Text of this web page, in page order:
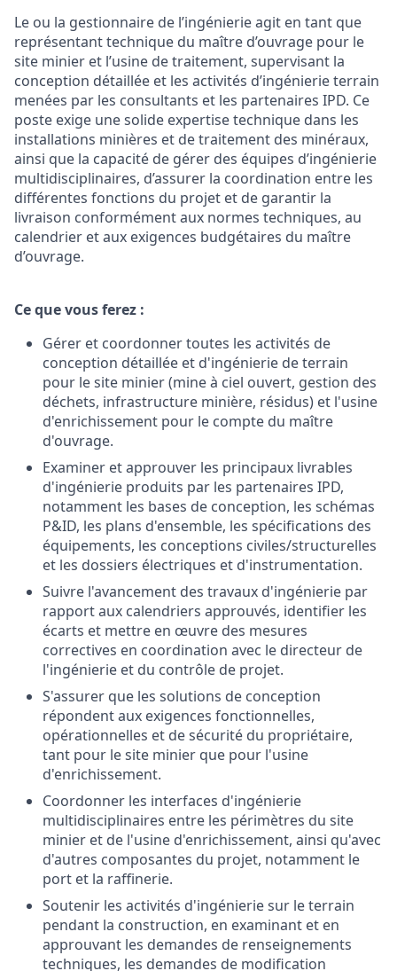
Le ou la gestionnaire de l’ingénierie agit en tant que
représentant technique du maître d’ouvrage pour le
site minier et l’usine de traitement, supervisant la
conception détaillée et les activités d’ingénierie terrain
menées par les consultants et les partenaires IPD. Ce
poste exige une solide expertise technique dans les
installations minières et de traitement des minéraux,
ainsi que la capacité de gérer des équipes d’ingénierie
multidisciplinaires, d’assurer la coordination entre les
différentes fonctions du projet et de garantir la
livraison conformément aux normes techniques, au
calendrier et aux exigences budgétaires du maître
d’ouvrage.
Ce que vous ferez :
Gérer et coordonner toutes les activités de
conception détaillée et d'ingénierie de terrain
pour le site minier (mine à ciel ouvert, gestion des
déchets, infrastructure minière, résidus) et l'usine
d'enrichissement pour le compte du maître
d'ouvrage.
Examiner et approuver les principaux livrables
d'ingénierie produits par les partenaires IPD,
notamment les bases de conception, les schémas
P&ID, les plans d'ensemble, les spécifications des
équipements, les conceptions civiles/structurelles
et les dossiers électriques et d'instrumentation.
Suivre l'avancement des travaux d'ingénierie par
rapport aux calendriers approuvés, identifier les
écarts et mettre en œuvre des mesures
correctives en coordination avec le directeur de
l'ingénierie et du contrôle de projet.
S'assurer que les solutions de conception
répondent aux exigences fonctionnelles,
opérationnelles et de sécurité du propriétaire,
tant pour le site minier que pour l'usine
d'enrichissement.
Coordonner les interfaces d'ingénierie
multidisciplinaires entre les périmètres du site
minier et de l'usine d'enrichissement, ainsi qu'avec
d'autres composantes du projet, notamment le
port et la raffinerie.
Soutenir les activités d'ingénierie sur le terrain
pendant la construction, en examinant et en
approuvant les demandes de renseignements
techniques, les demandes de modification